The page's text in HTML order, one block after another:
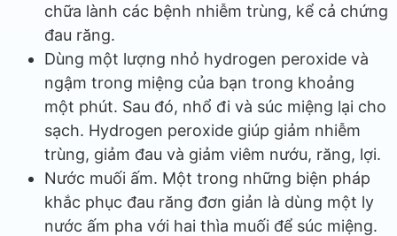
chữa lành các bệnh nhiễm trùng, kể cả chứng
đau răng.
Dùng một lượng nhỏ hydrogen peroxide và
ngậm trong miệng của bạn trong khoảng
một phút. Sau đó, nhổ đi và súc miệng lại cho
sạch. Hydrogen peroxide giúp giảm nhiễm
trùng, giảm đau và giảm viêm nướu, răng, lợi.
Nước muối ấm. Một trong những biện pháp
khắc phục đau răng đơn giản là dùng một ly
nước ấm pha với hai thìa muối để súc miệng.